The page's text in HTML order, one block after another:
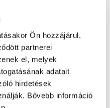
Ön hozzájárul,
partnerei
el, melyek
adatait
hirdetések
Bővebb információ
férhetünk el
felújításánál kell
is szeretnénk,